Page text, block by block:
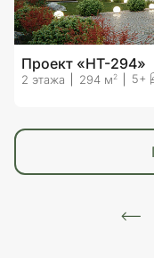
Проект «HT-294»
2 этажа 294 м2 5+